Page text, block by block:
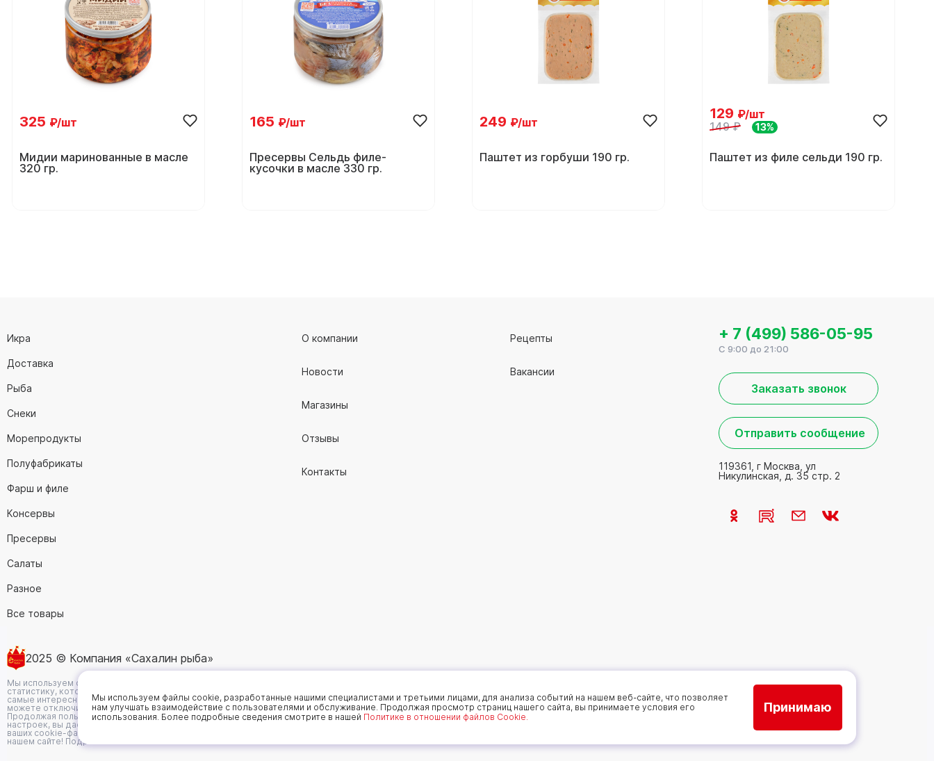
Мы используем файлы cookie, разработанные нашими специалистами и третьими лицами, для анализа событий на нашем веб-сайте, что позволяет
нам улучшать взаимодействие с пользователями и обслуживание. Продолжая просмотр страниц нашего сайта, вы принимаете условия его
использования. Более подробные сведения смотрите в нашей Политике в отношении файлов Cookie.
Принимаю
325 ₽/шт
Мидии маринованные в масле
320 гр.
165 ₽/шт
Пресервы Сельдь филе-
кусочки в масле 330 гр.
249 ₽/шт
Паштет из горбуши 190 гр.
129 ₽/шт
149 ₽
13%
Паштет из филе сельди 190 гр.
Икра
Доставка
Рыба
Снеки
Морепродукты
Полуфабрикаты
Фарш и филе
Консервы
Пресервы
Салаты
Разное
Все товары
О компании
Новости
Магазины
Отзывы
Контакты
Рецепты
Вакансии
+ 7 (499) 586-05-95
C 9:00 до 21:00
Заказать звонок
Отправить сообщение
119361, г Москва, ул
Никулинская, д. 35 стр. 2
2025 © Компания «Сахалин рыба»
Мы используем cookie-файлы, чтобы получать
статистику, которая помогает показывать вам
самые интересные и выгодные предложения. Вы
можете отключить cookie-файлы в настройках.
Продолжая пользоваться сайтом без изменения
настроек, вы даете согласие на использование
ваших cookie-файлов. Всегда рады видеть вас на
нашем сайте! Подробнее..
Оферта